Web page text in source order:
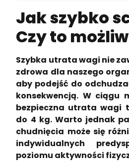
Jak szybko
Czy to
Szybka utrata wagi nie
zdrowa dla naszego
aby podejść do
konsekwencją. W ciągu
bezpieczna utrata wagi
do 4 kg. Warto jednak
chudnięcia może się
indywidualnych
poziomu aktywności